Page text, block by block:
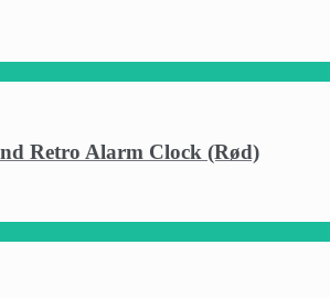
Retro Alarm Clock (Rød)